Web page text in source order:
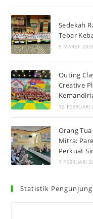
Sedekah
Tebar
5 MARET
Outing
Creative
12 FEBRUARI
Orang
Mitra:
Perkuat
7 FEBRUARI
Statistik Pengunjung